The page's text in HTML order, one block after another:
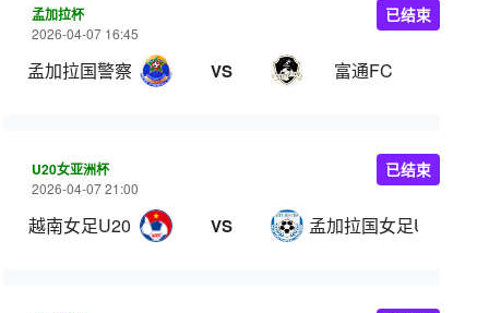
孟加拉杯
2026-04-07 16:45
孟加拉国警察 VS 富通FC
已结束
U20女亚洲杯
2026-04-07 21:00
越南女足U20 VS 孟加拉国女足U20
已结束